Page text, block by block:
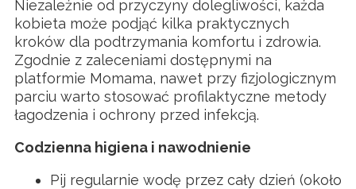
Niezależnie od przyczyny dolegliwości, każda
kobieta może podjąć kilka praktycznych
kroków dla podtrzymania komfortu i zdrowia.
Zgodnie z zaleceniami dostępnymi na
platformie Momama, nawet przy fizjologicznym
parciu warto stosować profilaktyczne metody
łagodzenia i ochrony przed infekcją.
Codzienna higiena i nawodnienie
Pij regularnie wodę przez cały dzień (około